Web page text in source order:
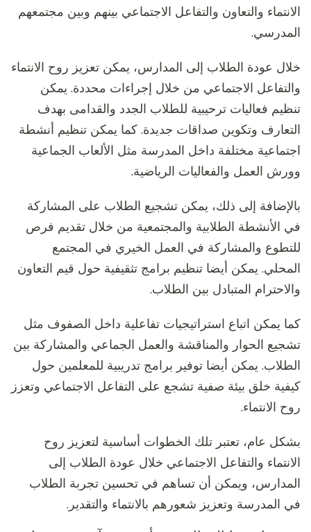
الانتماء والتعاون والتفاعل الاجتماعي بينهم وبين مجتمعهم
المدرسي.
خلال عودة الطلاب إلى المدارس، يمكن تعزيز روح الانتماء
والتفاعل الاجتماعي من خلال إجراءات محددة. يمكن
تنظيم فعاليات ترحيبية للطلاب الجدد والقدامى بهدف
التعارف وتكوين صداقات جديدة. كما يمكن تنظيم أنشطة
اجتماعية مختلفة داخل المدرسة مثل الألعاب الجماعية
وورش العمل والفعاليات الرياضية.
بالإضافة إلى ذلك، يمكن تشجيع الطلاب على المشاركة
في الأنشطة الطلابية والمجتمعية من خلال تقديم فرص
للتطوع والمشاركة في العمل الخيري في المجتمع
المحلي. يمكن أيضا تنظيم برامج تثقيفية حول قيم التعاون
والاحترام المتبادل بين الطلاب.
كما يمكن اتباع استراتيجيات تفاعلية داخل الصفوف مثل
تشجيع الحوار والمناقشة والعمل الجماعي والمشاركة بين
الطلاب. يمكن أيضا توفير برامج تدريبية للمعلمين حول
كيفية خلق بيئة صفية تشجع على التفاعل الاجتماعي وتعزز
روح الانتماء.
بشكل عام، تعتبر تلك الخطوات أساسية لتعزيز روح
الانتماء والتفاعل الاجتماعي خلال عودة الطلاب إلى
المدارس، ويمكن أن تساهم في تحسين تجربة الطلاب
في المدرسة وتعزيز شعورهم بالانتماء والتقدير.